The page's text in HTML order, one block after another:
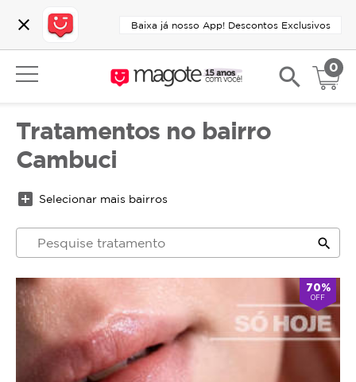
close Baixa já nosso App! Descontos Exclusivos
search 0
Tratamentos no bairro
Cambuci
add_box Selecionar mais bairros
search
70%
OFF